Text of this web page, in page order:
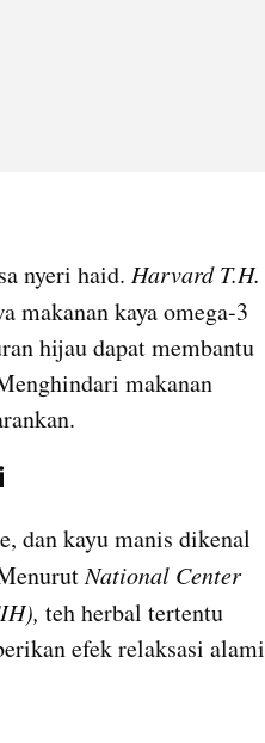
nyeri haid. Harvard T.H.
makanan kaya omega-3
hijau dapat membantu
makanan
dan kayu manis dikenal
National Center
teh herbal tertentu
efek relaksasi alami